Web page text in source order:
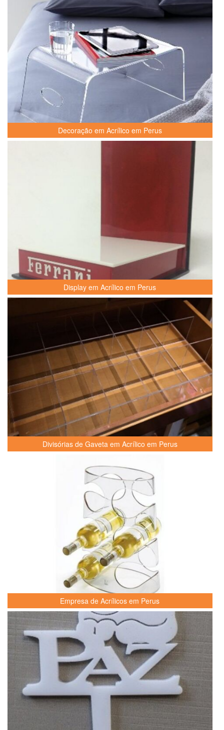
Decoração em Acrílico em Perus
Display em Acrílico em Perus
Divisórias de Gaveta em Acrílico em Perus
Empresa de Acrílicos em Perus